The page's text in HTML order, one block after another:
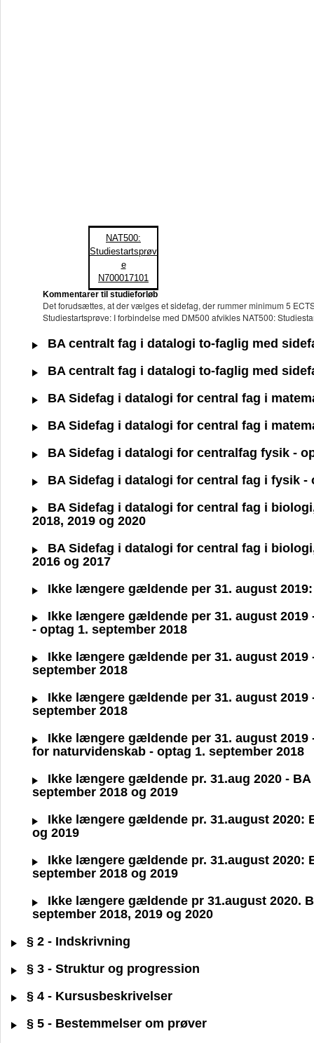
NAT500:
Studiestartsprøv
e
N700017101
Kommentarer til studieforløb
Det forudsættes, at der vælges et sidefag, der rummer minimum 5
Studiestartsprøve: I forbindelse med DM500 afvikles NAT500:
BA centralt fag i datalogi to-faglig med
BA centralt fag i datalogi to-faglig med
BA Sidefag i datalogi for central fag i
BA Sidefag i datalogi for central fag i
BA Sidefag i datalogi for centralfag fysik -
BA Sidefag i datalogi for central fag i fysik -
BA Sidefag i datalogi for central fag i
2018, 2019 og 2020
BA Sidefag i datalogi for central fag i
2016 og 2017
Ikke længere gældende per 31. august
Ikke længere gældende per 31. august
- optag 1. september 2018
Ikke længere gældende per 31. august
september 2018
Ikke længere gældende per 31. august
september 2018
Ikke længere gældende per 31. august
for naturvidenskab - optag 1. september 2018
Ikke længere gældende pr. 31.aug 2020 -
september 2018 og 2019
Ikke længere gældende pr. 31.august 2020:
og 2019
Ikke længere gældende pr. 31.august 2020:
september 2018 og 2019
Ikke længere gældende pr 31.august 2020.
september 2018, 2019 og 2020
§ 2 - Indskrivning
§ 3 - Struktur og progression
§ 4 - Kursusbeskrivelser
§ 5 - Bestemmelser om prøver